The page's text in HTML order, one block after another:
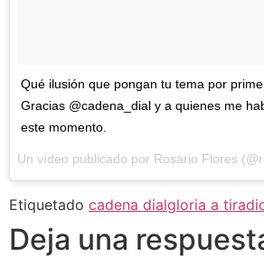
Qué ilusión que pongan tu tema por
Gracias @cadena_dial y a quienes me
este momento.
Un vídeo publicado por Rosario Flores
Etiquetado cadena dialgloria a ti
Deja una